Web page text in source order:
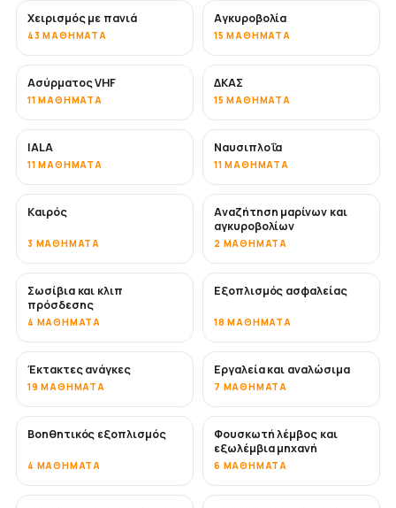
Χειρισμός με πανιά
43 ΜΑΘΉΜΑΤΑ
Αγκυροβολία
15 ΜΑΘΉΜΑΤΑ
Ασύρματος VHF
11 ΜΑΘΉΜΑΤΑ
ΔΚΑΣ
15 ΜΑΘΉΜΑΤΑ
IALA
11 ΜΑΘΉΜΑΤΑ
Ναυσιπλοΐα
11 ΜΑΘΉΜΑΤΑ
Καιρός
3 ΜΑΘΉΜΑΤΑ
Αναζήτηση μαρίνων και
αγκυροβολίων
2 ΜΑΘΉΜΑΤΑ
Σωσίβια και κλιπ
πρόσδεσης
4 ΜΑΘΉΜΑΤΑ
Εξοπλισμός ασφαλείας
18 ΜΑΘΉΜΑΤΑ
Έκτακτες ανάγκες
19 ΜΑΘΉΜΑΤΑ
Εργαλεία και αναλώσιμα
7 ΜΑΘΉΜΑΤΑ
Βοηθητικός εξοπλισμός
4 ΜΑΘΉΜΑΤΑ
Φουσκωτή λέμβος και
εξωλέμβια μηχανή
6 ΜΑΘΉΜΑΤΑ